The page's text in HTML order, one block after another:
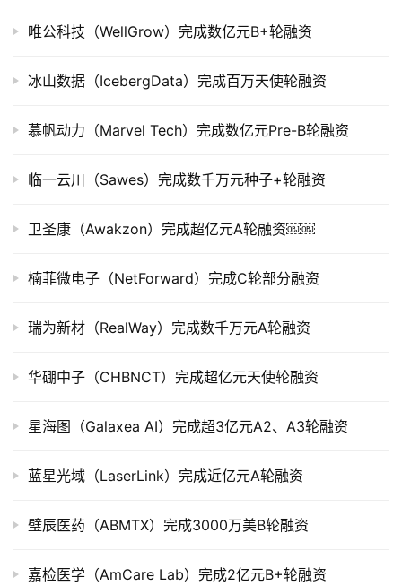
购
组
公
上
市
创
数
业
院
唯公科技（WellGrow）完成数亿元B+轮融资
冰山数据（IcebergData）完成百万天使轮融资
慕帆动力（Marvel Tech）完成数亿元Pre-B轮融资
临一云川（Sawes）完成数千万元种子+轮融资
卫圣康（Awakzon）完成超亿元A轮融资￼￼
楠菲微电子（NetForward）完成C轮部分融资
瑞为新材（RealWay）完成数千万元A轮融资
华硼中子（CHBNCT）完成超亿元天使轮融资
星海图（Galaxea AI）完成超3亿元A2、A3轮融资
蓝星光域（LaserLink）完成近亿元A轮融资
璧辰医药（ABMTX）完成3000万美B轮融资
嘉检医学（AmCare Lab）完成2亿元B+轮融资